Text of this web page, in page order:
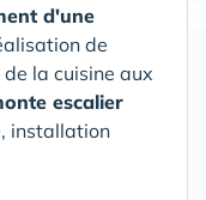
d'une
de
la cuisine aux
escalier
installation